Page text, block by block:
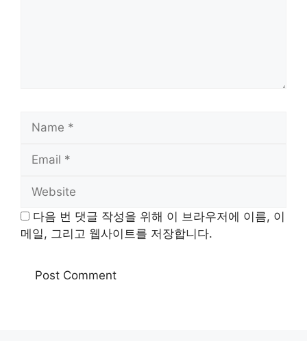
다음 번 댓글 작성을 위해 이 브라우저에 이름, 이
메일, 그리고 웹사이트를 저장합니다.